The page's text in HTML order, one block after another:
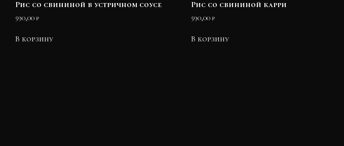
Рис со свининой в устричном соусе
590,00 ₽
В корзину
Рис со свининой карри
590,00 ₽
В корзину